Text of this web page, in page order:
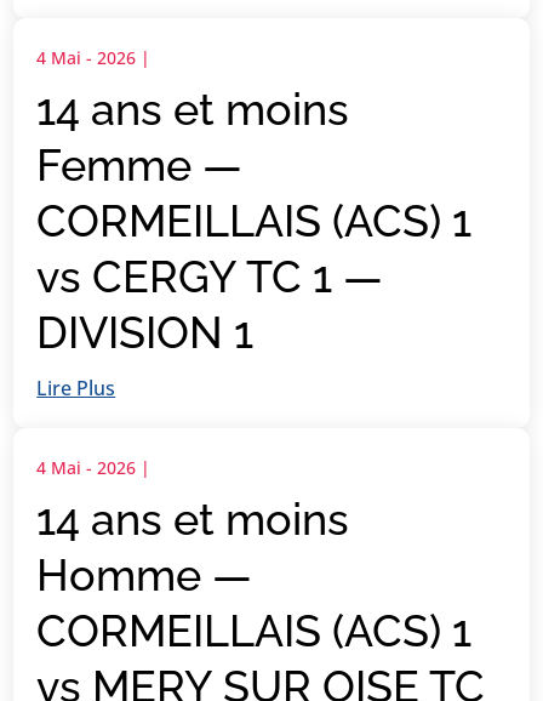
14 ans et moins
Femme —
CORMEILLAIS (ACS) 1
vs CERGY TC 1 —
DIVISION 1
4 Mai - 2026 |
Lire Plus
14 ans et moins
Homme —
CORMEILLAIS (ACS) 1
vs MERY SUR OISE TC
4 Mai - 2026 |